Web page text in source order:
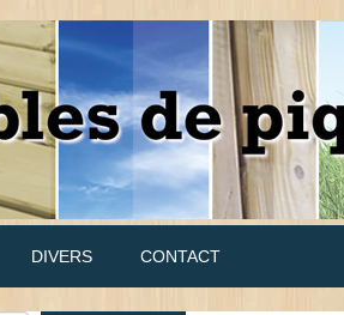
DIVERS CONTACT